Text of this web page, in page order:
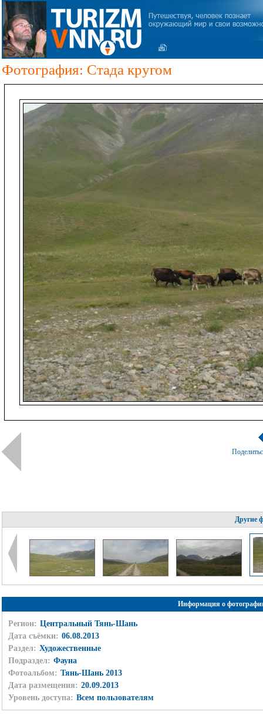
Фотография: Стада кругом
Другие
Информация о
Регион: Центральный Тянь-Шань
Дата съёмки: 06.08.2013
Раздел: Художественные
Подраздел: Фауна
Фотоальбом: Тянь-Шань 2013
Дата размещения: 20.09.2013
Уровень доступа: Всем пользователям